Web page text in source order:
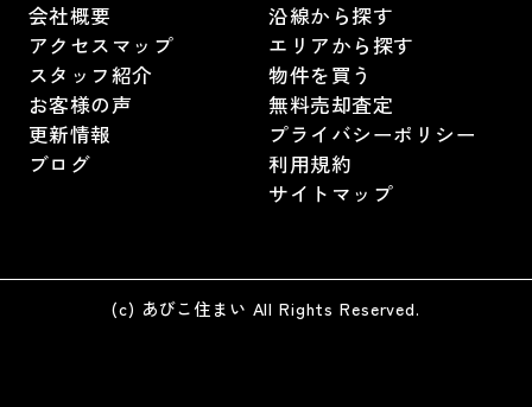
会社概要
アクセスマップ
スタッフ紹介
お客様の声
更新情報
ブログ
沿線から探す
エリアから探す
物件を買う
無料売却査定
プライバシーポリシー
利用規約
サイトマップ
(c) あびこ住まい All Rights Reserved.